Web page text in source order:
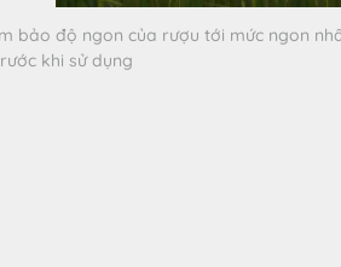
bảo độ ngon của rượu tới mức ngon
khi sử dụng